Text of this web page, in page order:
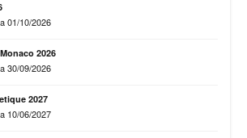
01/10/2026
2026
30/09/2026
2027
10/06/2027